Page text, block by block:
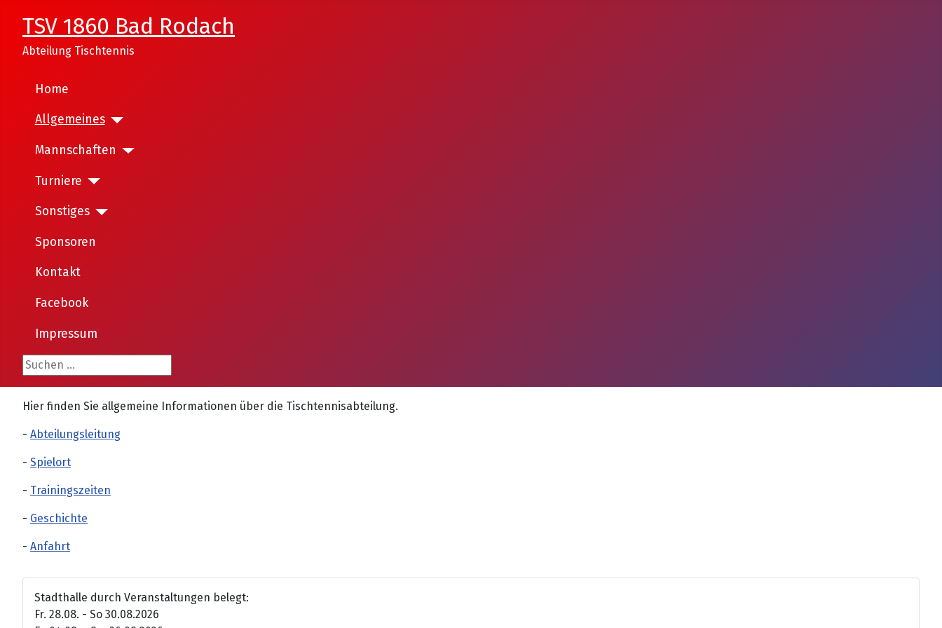
TSV 1860 Bad Rodach
Abteilung Tischtennis
Home
Allgemeines
Mannschaften
Turniere
Sonstiges
Sponsoren
Kontakt
Facebook
Impressum
Suchen ...
Hier finden Sie allgemeine Informationen über die Tischtennisabteilung.
- Abteilungsleitung
- Spielort
- Trainingszeiten
- Geschichte
- Anfahrt
Stadthalle durch Veranstaltungen belegt:
Fr. 28.08. - So 30.08.2026